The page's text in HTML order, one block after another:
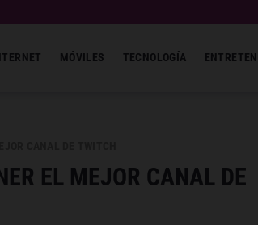
MÓVILES TECNOLOGÍA
EL MEJOR CANAL DE